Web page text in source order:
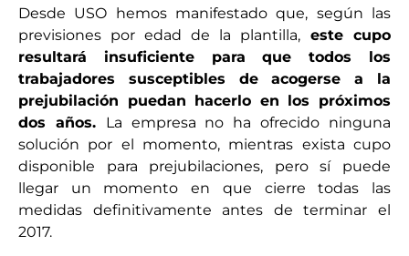
Desde USO hemos manifestado que, según las
previsiones por edad de la plantilla, este cupo
resultará insuficiente para que todos los
trabajadores susceptibles de acogerse a la
prejubilación puedan hacerlo en los próximos
dos años. La empresa no ha ofrecido ninguna
solución por el momento, mientras exista cupo
disponible para prejubilaciones, pero sí puede
llegar un momento en que cierre todas las
medidas definitivamente antes de terminar el
2017.